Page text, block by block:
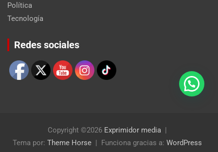
Política
Tecnología
Redes sociales
Copyright ©2026 Exprimidor media
Tema por: Theme Horse Funciona gracias a: WordPress